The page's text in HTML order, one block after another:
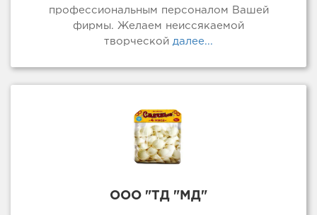
профессиональным персоналом Вашей
фирмы. Желаем неиссякаемой
творческой далее...
ООО "ТД "МД"